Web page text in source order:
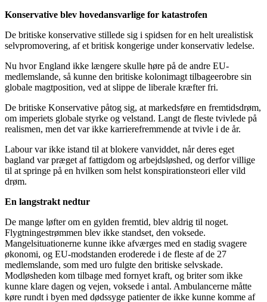
Konservative blev hovedansvarlige for katastrofen
De britiske konservative stillede sig i spidsen for en helt urealistisk
selvpromovering, af et britisk kongerige under konservativ ledelse.
Nu hvor England ikke længere skulle høre på de andre EU-
medlemslande, så kunne den britiske kolonimagt tilbageerobre sin
globale magtposition, ved at slippe de liberale kræfter fri.
De britiske Konservative påtog sig, at markedsføre en fremtidsdrøm,
om imperiets globale styrke og velstand. Langt de fleste tvivlede på
realismen, men det var ikke karrierefremmende at tvivle i de år.
Labour var ikke istand til at blokere vanviddet, når deres eget
bagland var præget af fattigdom og arbejdsløshed, og derfor villige
til at springe på en hvilken som helst konspirationsteori eller vild
drøm.
En langstrakt nedtur
De mange løfter om en gylden fremtid, blev aldrig til noget.
Flygtningestrømmen blev ikke standset, den voksede.
Mangelsituationerne kunne ikke afværges med en stadig svagere
økonomi, og EU-modstanden eroderede i de fleste af de 27
medlemslande, som med uro fulgte den britiske selvskade.
Modløsheden kom tilbage med fornyet kraft, og briter som ikke
kunne klare dagen og vejen, voksede i antal. Ambulancerne måtte
køre rundt i byen med dødssyge patienter de ikke kunne komme af